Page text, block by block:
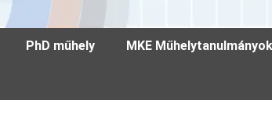
PhD műhely MKE Műhelytanulmányok